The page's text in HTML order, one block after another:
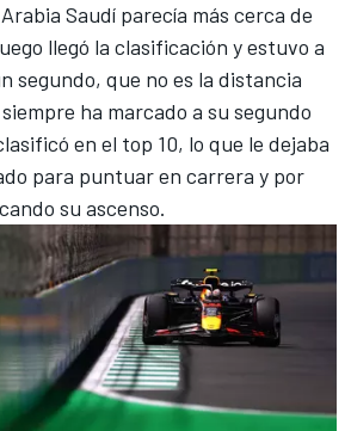
Saudí parecía más cerca de
llegó la clasificación y estuvo a
segundo, que no es la distancia
ha marcado a su segundo
en el top 10, lo que le dejaba
para puntuar en carrera y por
su ascenso.